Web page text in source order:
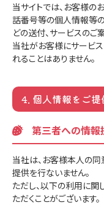
当サイトでは、お客様の
話番号等の個人情報等の
どの送付、サービスのご
当社がお客様にサービ
れることはありません。
4. 個人情報をご
第三者への情報
当社は、お客様本人の
提供を行ないません。
ただし、以下の利用に
ただくことがございます。